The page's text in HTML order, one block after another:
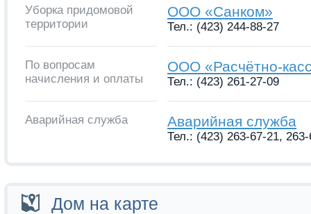
Уборка придомовой
территории
ООО «Санком»
Тел.: (423) 244-88-27
По вопросам
начисления и оплаты
ООО «Расчётно-
Тел.: (423) 261-27-09
Аварийная служба Аварийная служба
Тел.: (423) 263-67-21,
Дом на карте